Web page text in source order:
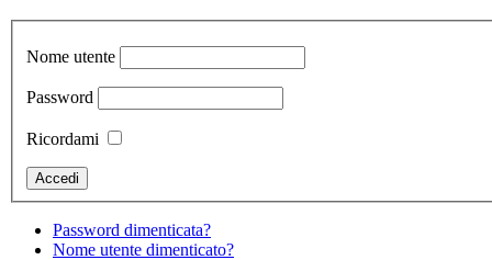
Nome utente
Password
Ricordami
Password dimenticata?
Nome utente dimenticato?